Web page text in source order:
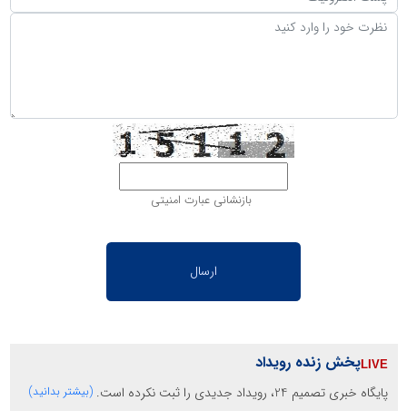
بازنشانی عبارت امنیتی
پخش زنده رویداد
پایگاه خبری تصمیم 24، رویداد جدیدی را ثبت نکرده است. (بیشتر بدانید)